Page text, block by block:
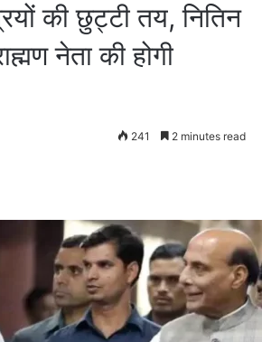
की छुट्टी तय, नितिन
नेता की होगी
241 2 minutes read